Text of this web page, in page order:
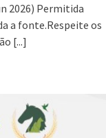
2026) Permitida
a fonte.Respeite os
[...]